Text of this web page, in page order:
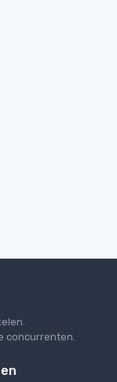
concurrenten.